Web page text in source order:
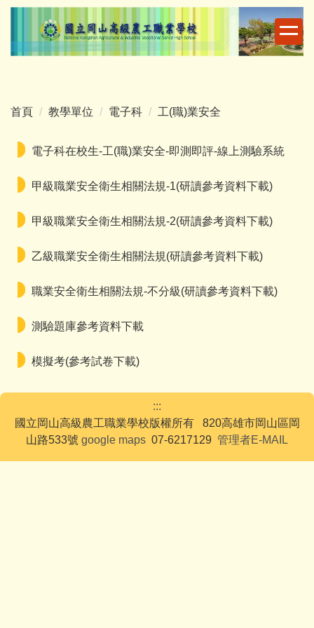
跳
主
區
首頁 教學單位 電子科 工(職)業安全
電子科在校生-工(職)業安全-即測即評-線上測驗系統
甲級職業安全衛生相關法規-1(研讀參考資料下載)
甲級職業安全衛生相關法規-2(研讀參考資料下載)
乙級職業安全衛生相關法規(研讀參考資料下載)
職業安全衛生相關法規-不分級(研讀參考資料下載)
測驗題庫參考資料下載
模擬考(參考試卷下載)
:::
國立岡山高級農工職業學校版權所有 820高雄市岡山區岡
山路533號 google maps 07-6217129 管理者E-MAIL